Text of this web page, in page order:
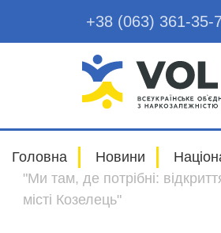
+38 (063) 361-35-
Головна Новини
"Ми там, де потрiбнi:
місті Козелець"